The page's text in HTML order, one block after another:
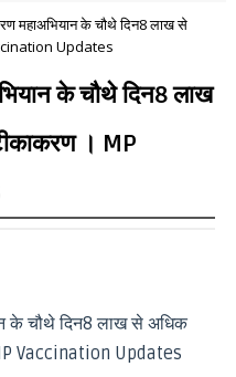
महाअभियान के चौथे दिन8 लाख से
Updates
के चौथे दिन8 लाख
। MP
के चौथे दिन8 लाख से अधिक
Vaccination Updates